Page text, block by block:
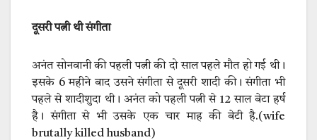
दूसरी पत्नी थी संगीता
अनंत सोनवानी की पहली पत्नी की दो साल पहले मौत हो गई थी।
इसके 6 महीने बाद उसने संगीता से दूसरी शादी की। संगीता भी
पहले से शादीशुदा थी। अनंत को पहली पत्नी से 12 साल बेटा हर्ष
है। संगीता से भी उसके एक चार माह की बेटी है.(wife
brutally killed husband)